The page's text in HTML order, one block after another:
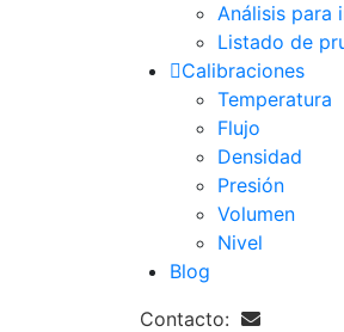
Análisis para
Listado de
Calibraciones
Temperatura
Flujo
Densidad
Presión
Volumen
Nivel
Blog
Contacto: